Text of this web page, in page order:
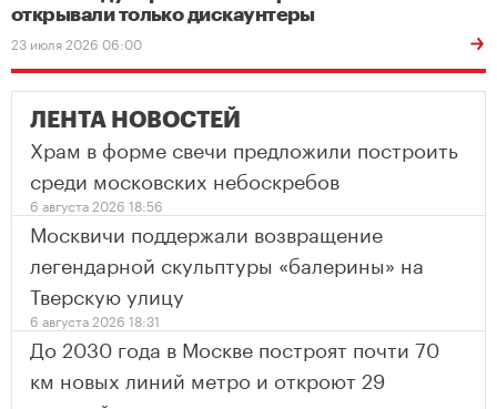
открывали только дискаунтеры
23 июля 2026 06:00
ЛЕНТА НОВОСТЕЙ
Храм в форме свечи предложили построить
среди московских небоскребов
6 августа 2026 18:56
Москвичи поддержали возвращение
легендарной скульптуры «балерины» на
Тверскую улицу
6 августа 2026 18:31
До 2030 года в Москве построят почти 70
км новых линий метро и откроют 29